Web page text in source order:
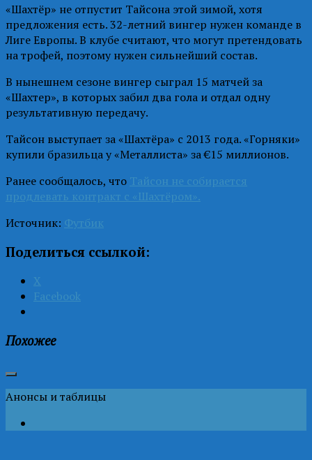
«Шахтёр» не отпустит Тайсона этой зимой, хотя
предложения есть. 32-летний вингер нужен команде в
Лиге Европы. В клубе считают, что могут претендовать
на трофей, поэтому нужен сильнейший состав.
В нынешнем сезоне вингер сыграл 15 матчей за
«Шахтер», в которых забил два гола и отдал одну
результативную передачу.
Тайсон выступает за «Шахтёра» с 2013 года. «Горняки»
купили бразильца у «Металлиста» за €15 миллионов.
Ранее сообщалось, что Тайсон не собирается
продлевать контракт с «Шахтёром».
Источник: Футбик
Поделиться ссылкой:
X
Facebook
Похожее
Анонсы и таблицы